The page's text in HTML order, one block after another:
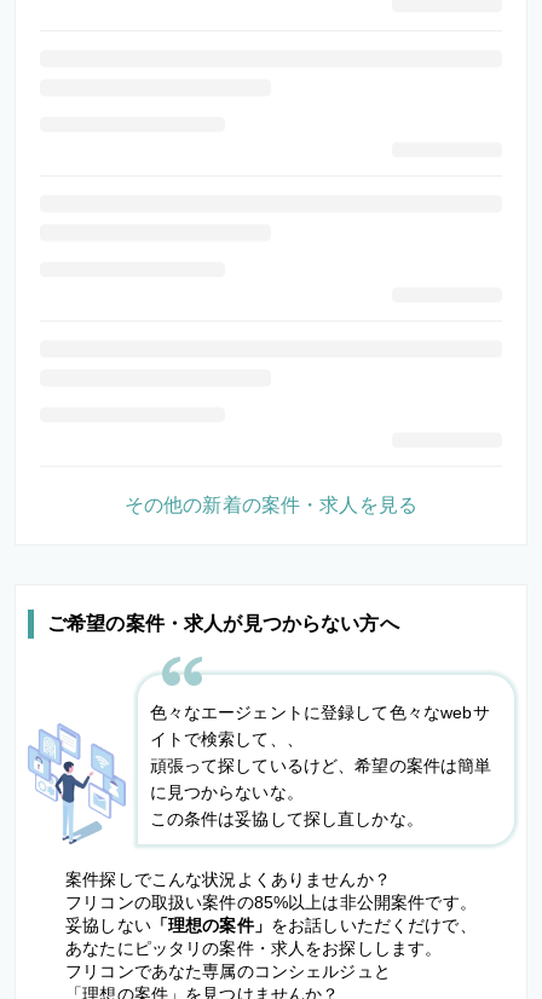
ご希望の案件・求人が見つからない方へ
色々なエージェントに登録して色々なwebサ
イトで検索して、、
頑張って探しているけど、希望の案件は簡単
に見つからないな。
この条件は妥協して探し直しかな。
案件探しでこんな状況よくありませんか？
フリコンの取扱い案件の85%以上は非公開案件です。
妥協しない「理想の案件」 をお話しいただくだけで、
あなたにピッタリの案件・求人をお探しします。
フリコンであなた専属のコンシェルジュと
「理想の案件」を見つけませんか？
その他の新着の案件・求人を見る